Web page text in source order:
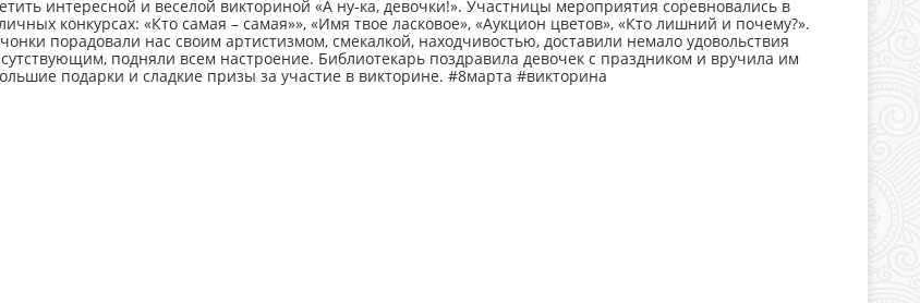
интересной и веселой викториной «А ну-ка, девочки!». Участницы мероприятия соревновались в
конкурсах: «Кто самая – самая»», «Имя твое ласковое», «Аукцион цветов», «Кто лишний и почему?».
порадовали нас своим артистизмом, смекалкой, находчивостью, доставили немало удовольствия
подняли всем настроение. Библиотекарь поздравила девочек с праздником и вручила им
подарки и сладкие призы за участие в викторине. #8марта #викторина